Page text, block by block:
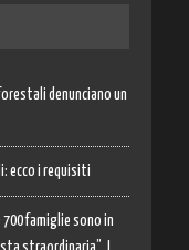
denunciano un
ecco i requisiti
700 famiglie sono in